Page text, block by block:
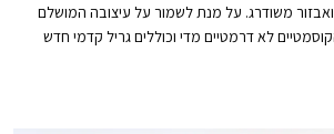
ואבזור משודרג. על מנת לשמור על עיצובה המושלם
לא דרמטיים מדי וכוללים גריל קדמי חדש
שלושה צבעי מרכב נוספו להיצע וכן